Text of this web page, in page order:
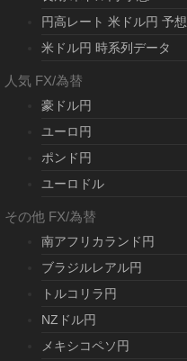
円高レート 米ドル円 予想
米ドル円 時系列データ
人気 FX/為替
豪ドル円
ユーロ円
ポンド円
ユーロドル
その他 FX/為替
南アフリカランド円
ブラジルレアル円
トルコリラ円
NZドル円
メキシコペソ円